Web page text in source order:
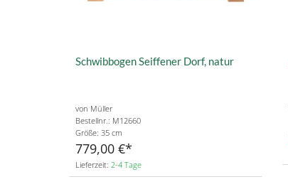
Schwibbogen Seiffener Dorf, natur
von Müller
Bestellnr.: M12660
Größe: 35 cm
779,00 €
Lieferzeit: 2-4 Tage